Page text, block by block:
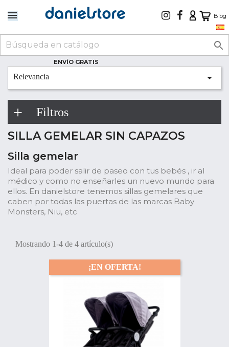
Blog

ENVÍO GRATIS
Relevancia 
Filtros
SILLA GEMELAR SIN CAPAZOS
Silla gemelar
Ideal para poder salir de paseo con tus bebés , ir al
médico y como no enseñarles un nuevo mundo para
ellos. En danielstore tenemos sillas gemelares que
caben por todas las puertas de las marcas Baby
Monsters, Niu, etc
Mostrando 1-4 de 4 artículo(s)
¡EN OFERTA!